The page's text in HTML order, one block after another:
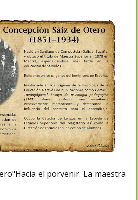
el porvenir. La maestra